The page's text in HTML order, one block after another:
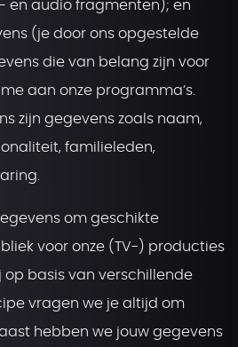
en audio fragmenten); en
(je door ons opgestelde
die van belang zijn voor
aan onze programma’s.
zijn gegevens zoals naam,
familieleden,
om geschikte
voor onze (TV-) producties
op basis van verschillende
vragen we je altijd om
hebben we jouw gegevens